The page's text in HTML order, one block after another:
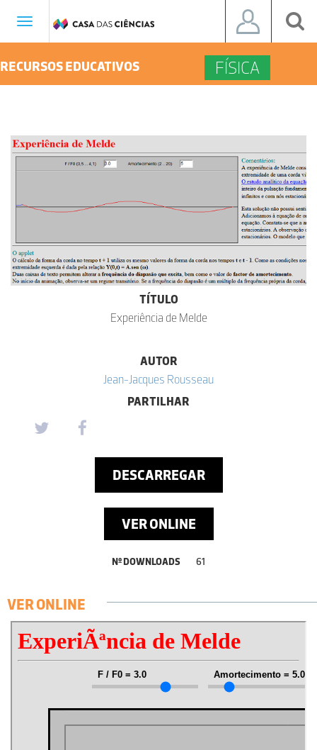
Toggle
RECURSOS EDUCATIVOS FÍSICA
TÍTULO
Experiência de Melde
AUTOR
Jean-Jacques Rousseau
PARTILHAR
DESCARREGAR
VER ONLINE
Nº DOWNLOADS 61
VER ONLINE